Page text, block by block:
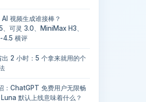
视频生成谁接棒？
可灵 3.0、MiniMax H3、
4.5 横评
出 2 小时：5 个拿来就用的个
：ChatGPT 免费用户无限畅
默认上线意味着什么？